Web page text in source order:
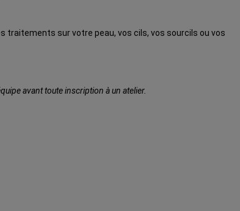
traitements sur votre peau, vos cils, vos sourcils ou vos
avant toute inscription à un atelier.